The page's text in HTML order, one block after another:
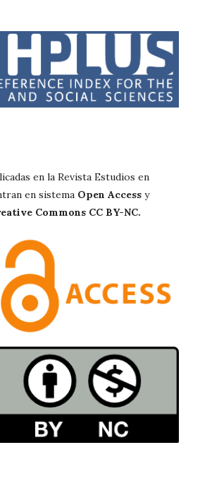
en la Revista Estudios en
en sistema Open Access y
Commons CC BY-NC.